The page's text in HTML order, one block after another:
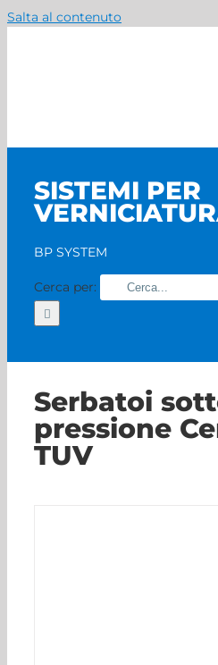
Salta al contenuto
SISTEMI PER
BP SYSTEM
Cerca per:
Serbatoi
pressione
TUV